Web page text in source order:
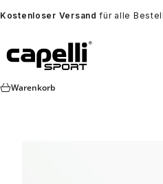
Kostenloser Versand für alle
Capelli Sport Europe
Warenkorb